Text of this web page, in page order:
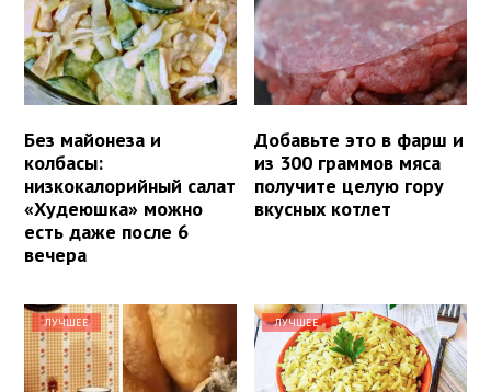
Без майонеза и
колбасы:
низкокалорийный салат
«Худеюшка» можно
есть даже после 6
вечера
Добавьте это в фарш и
из 300 граммов мяса
получите целую гору
вкусных котлет
ЛУЧШЕЕ ЛУЧШЕЕ